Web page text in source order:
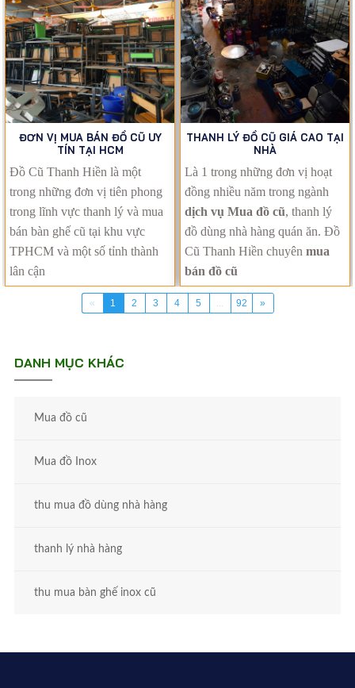
ĐƠN VỊ MUA BÁN ĐỒ CŨ UY
TÍN TẠI HCM
Đồ Cũ Thanh Hiền là một
trong những đơn vị tiên phong
trong lĩnh vực thanh lý và mua
bán bàn ghế cũ tại khu vực
TPHCM và một số tỉnh thành
lân cận
THANH LÝ ĐỒ CŨ GIÁ CAO TẠI
NHÀ
Là 1 trong những đơn vị hoạt
đồng nhiều năm trong ngành
dịch vụ Mua đồ cũ, thanh lý
đồ dùng nhà hàng quán ăn. Đồ
Cũ Thanh Hiền chuyên mua
bán đồ cũ
« 1 2 3 4 5 92 »
DANH MỤC KHÁC
Mua đồ cũ
Mua đồ Inox
thu mua đồ dùng nhà hàng
thanh lý nhà hàng
thu mua bàn ghế inox cũ